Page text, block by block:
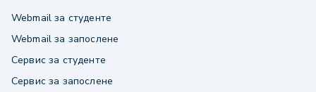
Webmail за студенте
Webmail за запослене
Сервис за студенте
Сервис за запослене